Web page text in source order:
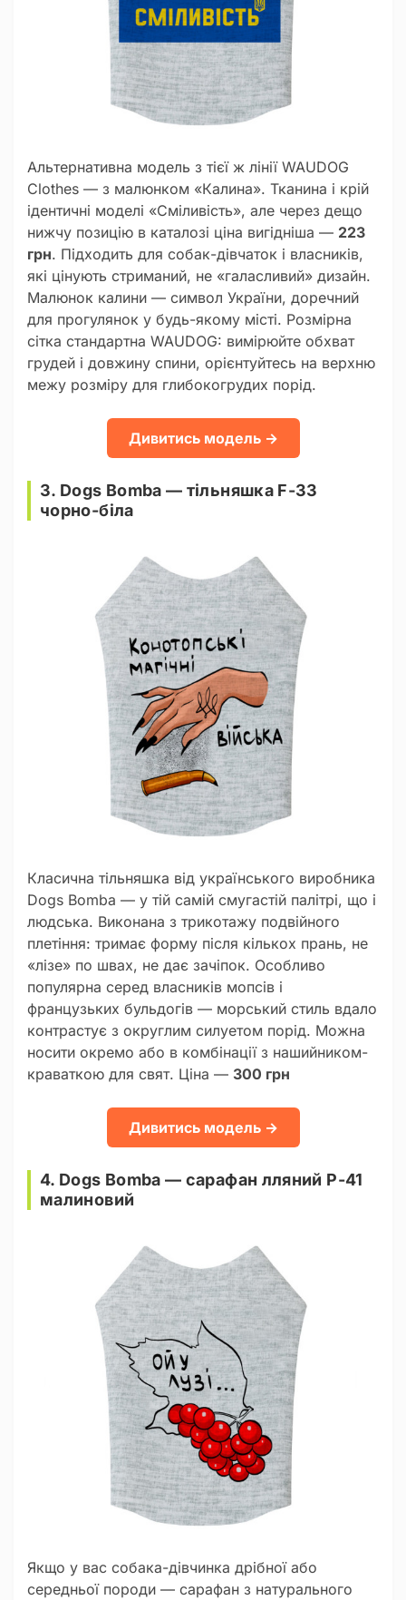
Альтернативна модель з тієї ж лінії WAUDOG
Clothes — з малюнком «Калина». Тканина і крій
ідентичні моделі «Сміливість», але через дещо
нижчу позицію в каталозі ціна вигідніша — 223
грн. Підходить для собак-дівчаток і власників,
які цінують стриманий, не «галасливий» дизайн.
Малюнок калини — символ України, доречний
для прогулянок у будь-якому місті. Розмірна
сітка стандартна WAUDOG: вимірюйте обхват
грудей і довжину спини, орієнтуйтесь на верхню
межу розміру для глибокогрудих порід.
Дивитись модель →
3. Dogs Bomba — тільняшка F-33
чорно-біла
Класична тільняшка від українського виробника
Dogs Bomba — у тій самій смугастій палітрі, що і
людська. Виконана з трикотажу подвійного
плетіння: тримає форму після кількох прань, не
«лізе» по швах, не дає зачіпок. Особливо
популярна серед власників мопсів і
французьких бульдогів — морський стиль вдало
контрастує з округлим силуетом порід. Можна
носити окремо або в комбінації з нашийником-
краваткою для свят. Ціна — 300 грн
Дивитись модель →
4. Dogs Bomba — сарафан лляний P-41
малиновий
Якщо у вас собака-дівчинка дрібної або
середньої породи — сарафан з натурального